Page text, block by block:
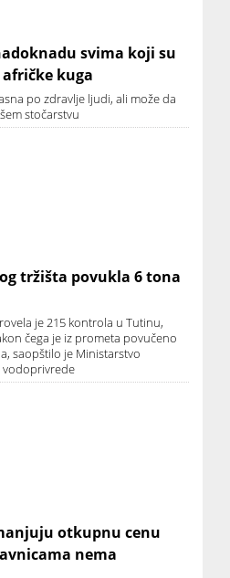
svima koji su
kuga
po zdravlje ljudi, ali može da
stočarstvu
tržišta povukla 6 tona
je 215 kontrola u Tutinu,
čega je iz prometa povučeno
saopštilo je Ministarstvo
vodoprivrede
otkupnu cenu
nema